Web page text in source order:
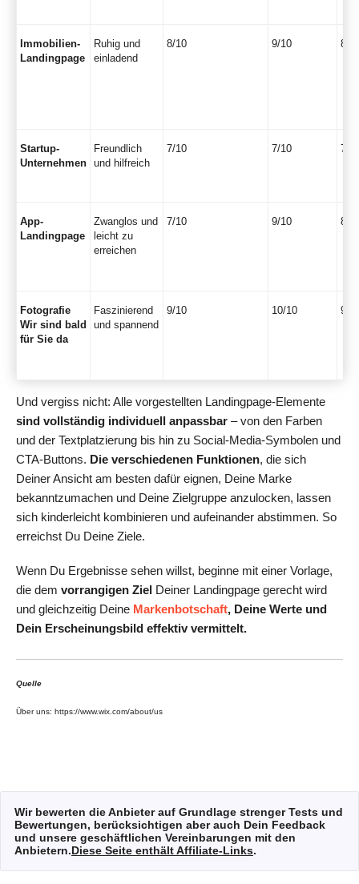
Immobilien-
Landingpage
Ruhig und
einladend
8/10 9/10 8/
Startup-
Unternehmen
Freundlich
und hilfreich
7/10 7/10 7/
App-
Landingpage
Zwanglos und
leicht zu
erreichen
7/10 9/10 8/
Fotografie
Wir sind bald
für Sie da
Faszinierend
und spannend
9/10 10/10 9/
Und vergiss nicht: Alle vorgestellten Landingpage-Elemente
sind vollständig individuell anpassbar – von den Farben
und der Textplatzierung bis hin zu Social-Media-Symbolen und
CTA-Buttons. Die verschiedenen Funktionen, die sich
Deiner Ansicht am besten dafür eignen, Deine Marke
bekanntzumachen und Deine Zielgruppe anzulocken, lassen
sich kinderleicht kombinieren und aufeinander abstimmen. So
erreichst Du Deine Ziele.
Wenn Du Ergebnisse sehen willst, beginne mit einer Vorlage,
die dem vorrangigen Ziel Deiner Landingpage gerecht wird
und gleichzeitig Deine Markenbotschaft, Deine Werte und
Dein Erscheinungsbild effektiv vermittelt.
Quelle
Über uns: https://www.wix.com/about/us
Wir bewerten die Anbieter auf Grundlage strenger Tests und
Bewertungen, berücksichtigen aber auch Dein Feedback
und unsere geschäftlichen Vereinbarungen mit den
Anbietern.Diese Seite enthält Affiliate-Links.